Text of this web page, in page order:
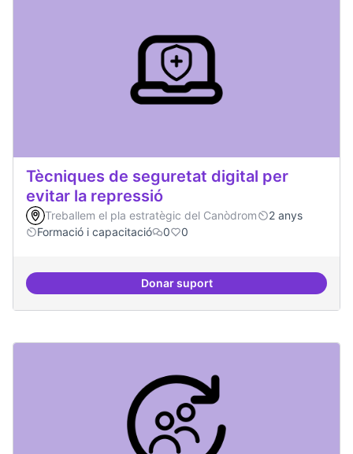
Tècniques de seguretat digital per
evitar la repressió
Treballem el pla estratègic del Canòdrom
2 anys
Formació i capacitació
0 0
Donar suportTècniques de seguretat digital